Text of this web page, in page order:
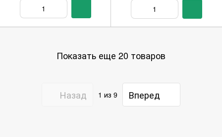
Показать еще 20 товаров
Назад 1 из 9 Вперед